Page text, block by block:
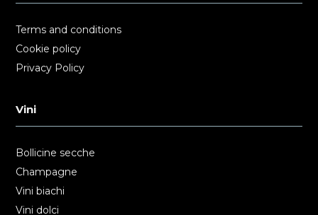
Terms and conditions
Cookie policy
Privacy Policy
Vini
Bollicine secche
Champagne
Vini biachi
Vini dolci